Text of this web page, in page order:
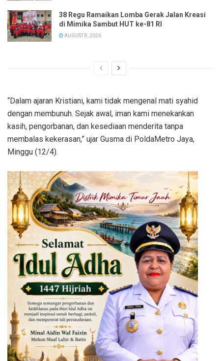
38 Regu Ramaikan Lomba Gerak Jalan Kreasi
di Mimika Sambut HUT ke-81 RI
AUGUST 8, 2026
“Dalam ajaran Kristiani, kami tidak mengenal mati syahid
dengan membunuh. Sejak awal, iman kami menekankan
kasih, pengorbanan, dan kesediaan menderita tanpa
membalas kekerasan,” ujar Gusma di PoldaMetro Jaya,
Minggu (12/4).